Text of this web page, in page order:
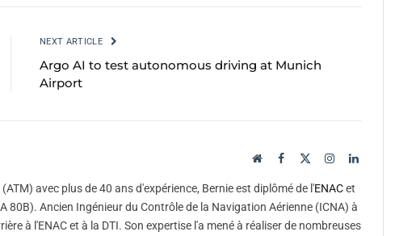
NEXT ARTICLE
Argo AI to test autonomous driving at Munich
Airport
WebsiteFacebook InstagramLinkedIn
avec plus de 40 ans d'expérience, Bernie est diplômé de l'ENACet
80B). Ancien Ingénieur du Contrôle de la Navigation Aérienne (ICNA) à
à l'ENAC et à la DTI. Son expertise l'a mené à réaliser de nombreuses